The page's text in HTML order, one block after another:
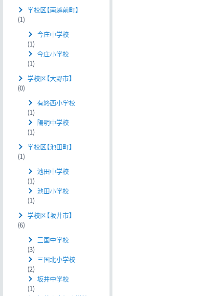
学校区【南越前町】
(1)
今庄中学校
(1)
今庄小学校
(1)
学校区【大野市】
(0)
有終西小学校
(1)
陽明中学校
(1)
学校区【池田町】
(1)
池田中学校
(1)
池田小学校
(1)
学校区【坂井市】
(6)
三国中学校
(3)
三国北小学校
(2)
坂井中学校
(1)